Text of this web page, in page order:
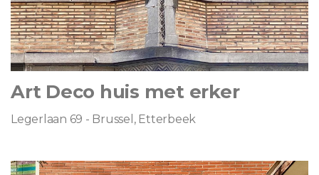
Art Deco huis met erker
Legerlaan 69 - Brussel, Etterbeek